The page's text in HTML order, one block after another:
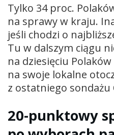
Tylko 34 proc.
na sprawy w kraju.
jeśli chodzi o
Tu w dalszym ciągu
na dziesięciu
na swoje lokalne
z ostatniego sondażu
20-punktowy